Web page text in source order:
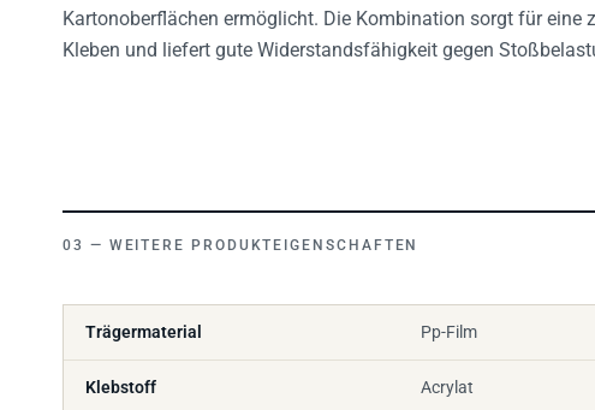
Kartonoberflächen ermöglicht. Die Kombination sorgt für eine
Kleben und liefert gute Widerstandsfähigkeit gegen
WEITERE PRODUKTEIGENSCHAFTEN
Trägermaterial Pp-Film
Klebstoff Acrylat